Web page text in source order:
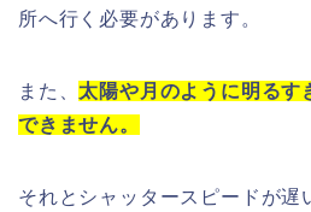
所へ行く必要があります。
また、 太陽や月のように明るす
できません。
それとシャッタースピードが遅